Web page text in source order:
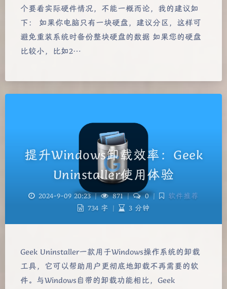
个要看实际硬件情况，不能一概而论，我的建议如
下： 如果你电脑只有一块硬盘，建议分区，这样可
避免重装系统时备份整块硬盘的数据 如果您的硬盘
比较小，比如2…
提升Windows卸载效率：Geek
Uninstaller使用体验
2024-9-09 20:23 | 871 | 0 |
软件推荐
734 字 | 3 分钟
Geek Uninstaller一款用于Windows操作系统的卸载
工具，它可以帮助用户更彻底地卸载不再需要的软
件。与Windows自带的卸载功能相比，Geek